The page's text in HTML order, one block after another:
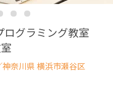
ログラミング教室
神奈川県 横浜市瀬谷区